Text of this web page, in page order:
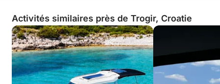
Activités similaires près de Trogir, Croatie